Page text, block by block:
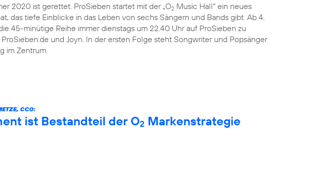
2020 ist gerettet. ProSieben startet mit der „O2 Music Hall“ ein neues
das tiefe Einblicke in das Leben von sechs Sängern und Bands gibt. Ab 4.
45-minütige Reihe immer dienstags um 22.40 Uhr auf ProSieben zu
und Joyn. In der ersten Folge steht Songwriter und Popsänger
im Zentrum.
CCO:
ist Bestandteil der O2 Markenstrategie